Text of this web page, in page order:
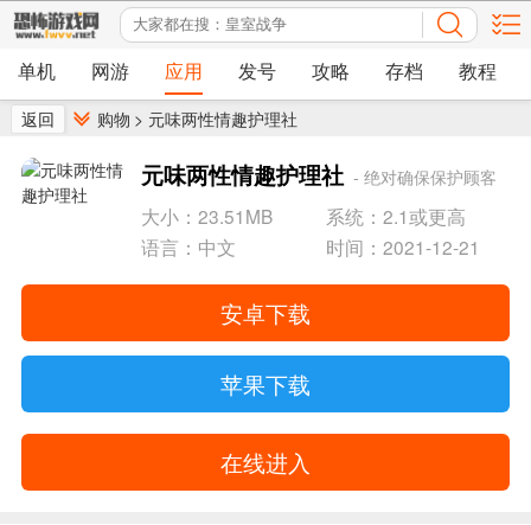
单机 网游 应用 发号 攻略 存档 教程
返回 购物 > 元味两性情趣护理社
元味两性情趣护理社 - 绝对确保保护顾客
个人隐私
大小：23.51MB
系统：2.1或更高
语言：中文
时间：2021-12-21
安卓下载
苹果下载
在线进入